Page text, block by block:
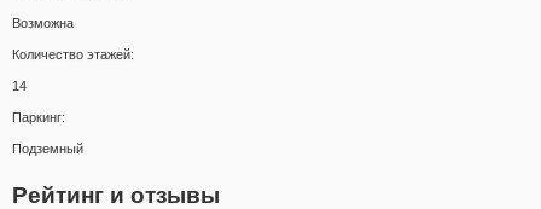
Возможна
Количество этажей:
14
Паркинг:
Подземный
Рейтинг и отзывы